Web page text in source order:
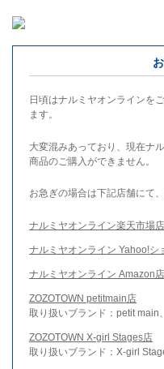
日頃はナルミヤオンラインを
ます。
大変混みあっており、現在ナ
商品のご購入ができません。
お急ぎの場合は下記店舗にて
ナルミヤオンライン楽天市場店
ナルミヤオンライン Yahoo!シ
ナルミヤオンライン Amazon店
ZOZOTOWN petitmain店
取り扱いブランド：petit main
ZOZOTOWN X-girl Stages店
取り扱いブランド：X-girl